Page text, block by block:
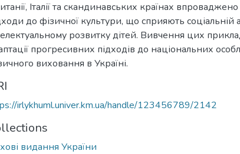
Італії та скандинавських країнах впроваджено
до фізичної культури, що сприяють соціальній
розвитку дітей. Вивчення цих
прогресивних підходів до національних
виховання в Україні.
irlykhuml.univer.km.ua/handle/123456789/2142
видання України